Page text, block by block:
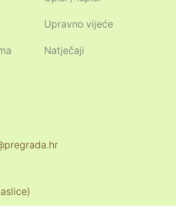
Upravno vijeće
Natječaji